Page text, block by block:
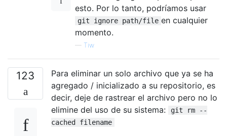
esto. Por lo tanto, podríamos usar
git ignore path/file en cualquier
momento.
— Tiw
123
Para eliminar un solo archivo que ya se ha
agregado / inicializado a su repositorio, es
decir, deje de rastrear el archivo pero no lo
elimine del uso de su sistema:
git rm --
cached filename